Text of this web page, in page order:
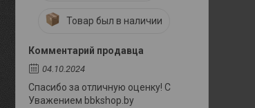
Товар был в наличии
Комментарий продавца
04.10.2024
Спасибо за отличную оценку! С
Уважением bbkshop.by